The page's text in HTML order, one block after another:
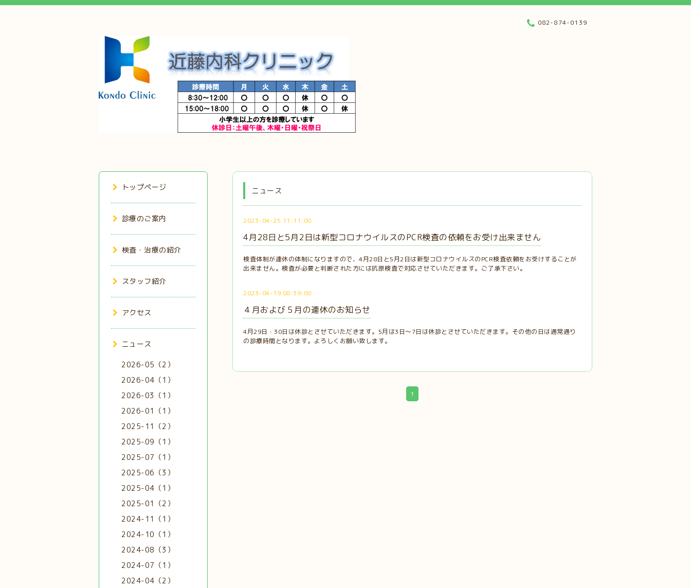
082-874-0139
ニュース
2023-04-25 11:11:00
4月28日と5月2日は新型コロナウイルスのPCR検査の依頼をお受け出来ません
検査体制が連休の体制になりますので、4月28日と5月2日は新型コロナウイルスのPCR検査依頼をお受けすることが
出来ません。検査が必要と判断された方には抗原検査で対応させていただきます。ご了承下さい。
2023-04-19 08:39:00
４月および５月の連休のお知らせ
4月29日・30日は休診とさせていただきます。5月は3日～7日は休診とさせていただきます。その他の日は通常通り
の診療時間となります。よろしくお願い致します。
1
トップページ
診療のご案内
検査・治療の紹介
スタッフ紹介
アクセス
ニュース
2026-05（2）
2026-04（1）
2026-03（1）
2026-01（1）
2025-11（2）
2025-09（1）
2025-07（1）
2025-06（3）
2025-04（1）
2025-01（2）
2024-11（1）
2024-10（1）
2024-08（3）
2024-07（1）
2024-04（2）